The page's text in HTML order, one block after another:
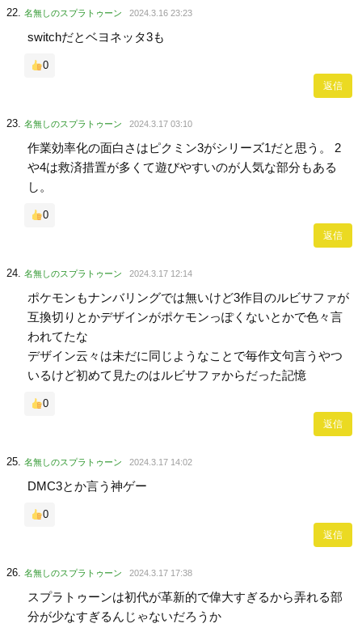
名無しのスプラトゥーン 2024.3.16 23:23
switchだとベヨネッタ3も
0
返信
名無しのスプラトゥーン 2024.3.17 03:10
作業効率化の面白さはピクミン3がシリーズ1だと思う。 2
や4は救済措置が多くて遊びやすいのが人気な部分もある
し。
0
返信
名無しのスプラトゥーン 2024.3.17 12:14
ポケモンもナンバリングでは無いけど3作目のルビサファが
互換切りとかデザインがポケモンっぽくないとかで色々言
われてたな
デザイン云々は未だに同じようなことで毎作文句言うやつ
いるけど初めて見たのはルビサファからだった記憶
0
返信
名無しのスプラトゥーン 2024.3.17 14:02
DMC3とか言う神ゲー
0
返信
名無しのスプラトゥーン 2024.3.17 17:38
スプラトゥーンは初代が革新的で偉大すぎるから弄れる部
分が少なすぎるんじゃないだろうか